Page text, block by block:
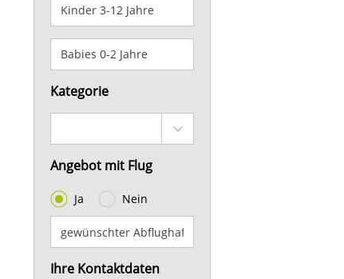
Kategorie
Angebot mit Flug
Ja Nein
Ihre Kontaktdaten